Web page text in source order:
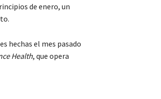
de enero, un
hechas el mes pasado
Health, que opera